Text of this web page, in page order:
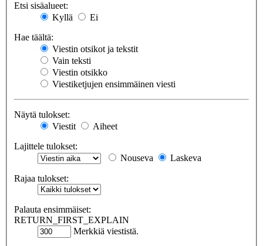
Etsi sisäalueet:
Kyllä
Ei
Hae täältä:
Viestin otsikot ja tekstit
Vain teksti
Viestin otsikko
Viestiketjujen ensimmäinen viesti
Näytä tulokset:
Viestit
Aiheet
Lajittele tulokset:
Nouseva
Laskeva
Rajaa tulokset:
Palauta ensimmäiset:
RETURN_FIRST_EXPLAIN
Merkkiä viestistä.